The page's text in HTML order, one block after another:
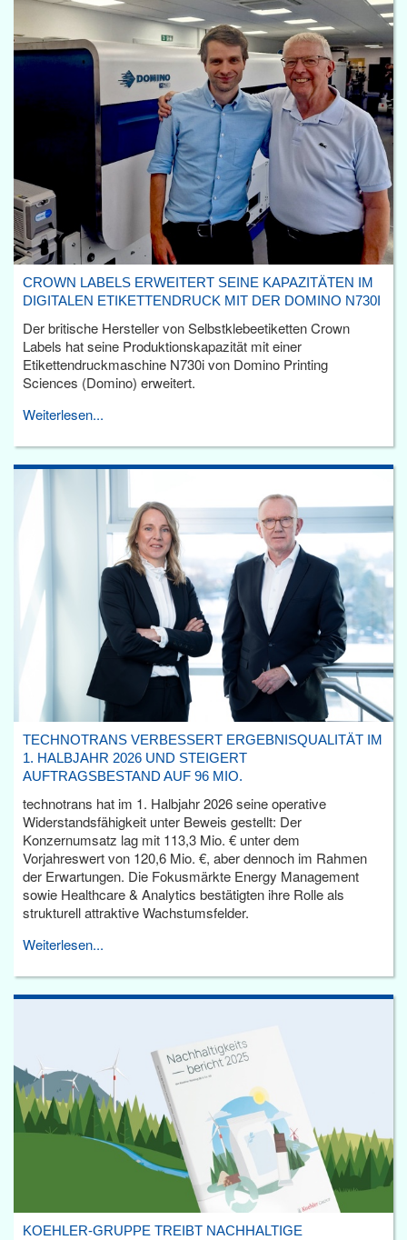
CROWN LABELS ERWEITERT SEINE KAPAZITÄTEN IM
DIGITALEN ETIKETTENDRUCK MIT DER DOMINO N730I
Der britische Hersteller von Selbstklebeetiketten Crown
Labels hat seine Produktionskapazität mit einer
Etikettendruckmaschine N730i von Domino Printing
Sciences (Domino) erweitert.
Weiterlesen...
TECHNOTRANS VERBESSERT ERGEBNISQUALITÄT IM
1. HALBJAHR 2026 UND STEIGERT
AUFTRAGSBESTAND AUF 96 MIO.
technotrans hat im 1. Halbjahr 2026 seine operative
Widerstandsfähigkeit unter Beweis gestellt: Der
Konzernumsatz lag mit 113,3 Mio. € unter dem
Vorjahreswert von 120,6 Mio. €, aber dennoch im Rahmen
der Erwartungen. Die Fokusmärkte Energy Management
sowie Healthcare & Analytics bestätigten ihre Rolle als
strukturell attraktive Wachstumsfelder.
Weiterlesen...
KOEHLER-GRUPPE TREIBT NACHHALTIGE